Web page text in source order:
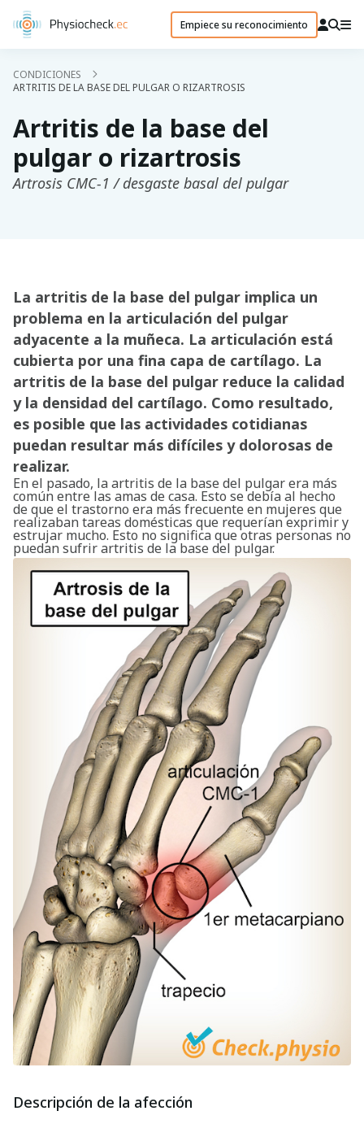
Empiece su reconocimiento
CONDICIONES
ARTRITIS DE LA BASE DEL PULGAR O RIZARTROSIS
Artritis de la base del
pulgar o rizartrosis
Artrosis CMC-1 / desgaste basal del pulgar
La artritis de la base del pulgar implica un
problema en la articulación del pulgar
adyacente a la muñeca. La articulación está
cubierta por una fina capa de cartílago. La
artritis de la base del pulgar reduce la calidad
y la densidad del cartílago. Como resultado,
es posible que las actividades cotidianas
puedan resultar más difíciles y dolorosas de
realizar.
En el pasado, la artritis de la base del pulgar era más
común entre las amas de casa. Esto se debía al hecho
de que el trastorno era más frecuente en mujeres que
realizaban tareas domésticas que requerían exprimir y
estrujar mucho. Esto no significa que otras personas no
puedan sufrir artritis de la base del pulgar.
Descripción de la afección